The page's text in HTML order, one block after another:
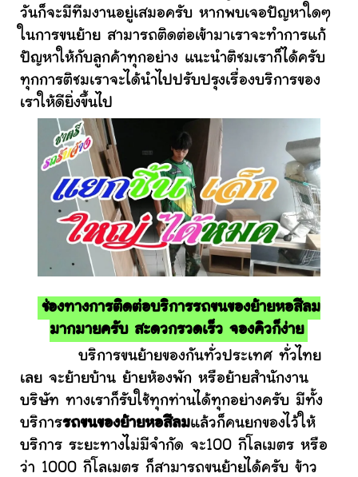
วันก็จะมีทีมงานอยู่เสมอครับ หากพบเจอปัญหาใดๆ
ในการขนย้าย สามารถติดต่อเข้ามาเราจะทำการแก้
ปัญหาให้กับลูกค้าทุกอย่าง แนะนำติชมเราก็ได้ครับ
ทุกการติชมเราจะได้นำไปปรับปรุงเรื่องบริการของ
เราให้ดียิ่งขึ้นไป
ช่องทางการติดต่อบริการรถขนของย้ายหอสีลม
มากมายครับ สะดวกรวดเร็ว จองคิวก็ง่าย
บริการขนย้ายของกันทั่วประเทศ ทั่วไทย
เลย จะย้ายบ้าน ย้ายห้องพัก หรือย้ายสำนักงาน
บริษัท ทางเราก็รับใช้ทุกท่านได้ทุกอย่างครับ มีทั้ง
บริการรถขนของย้ายหอสีลมแล้วก็คนยกของไว้ให้
บริการ ระยะทางไม่มีจำกัด จะ100 กิโลเมตร หรือ
ว่า 1000 กิโลเมตร ก็สามารถขนย้ายได้ครับ ข้าว